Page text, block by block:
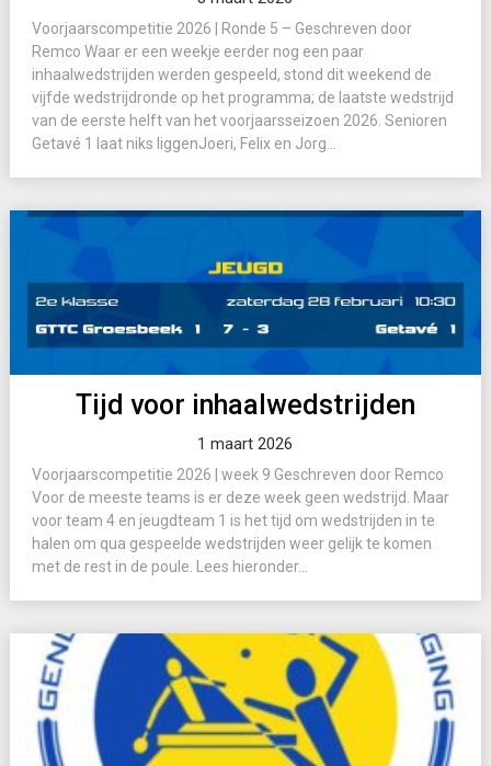
Voorjaarscompetitie 2026 | Ronde 5 – Geschreven door
Remco Waar er een weekje eerder nog een paar
inhaalwedstrijden werden gespeeld, stond dit weekend de
vijfde wedstrijdronde op het programma; de laatste wedstrijd
van de eerste helft van het voorjaarsseizoen 2026. Senioren
Getavé 1 laat niks liggenJoeri, Felix en Jorg...
Tijd voor inhaalwedstrijden
1 maart 2026
Voorjaarscompetitie 2026 | week 9 Geschreven door Remco
Voor de meeste teams is er deze week geen wedstrijd. Maar
voor team 4 en jeugdteam 1 is het tijd om wedstrijden in te
halen om qua gespeelde wedstrijden weer gelijk te komen
met de rest in de poule. Lees hieronder...